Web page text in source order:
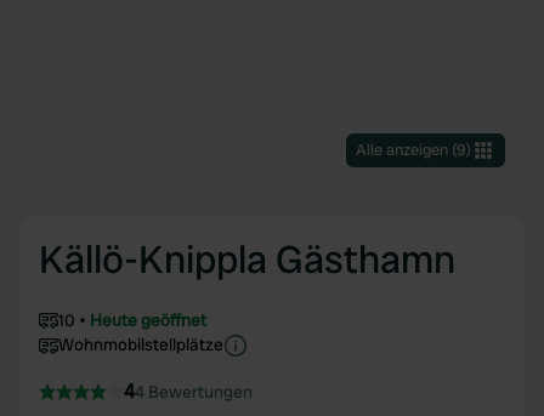
Alle anzeigen(9)
Källö-Knippla Gästhamn
10
Heute geöffnet
Wohnmobilstellplätze
44 Bewertungen